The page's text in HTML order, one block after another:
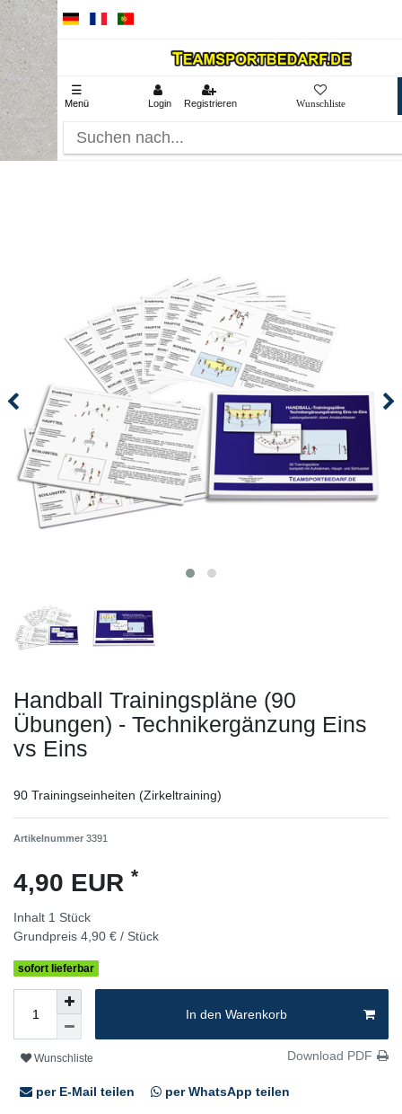
☰
Menü Login Registrieren
Handball Trainingspläne (90
Übungen) - Technikergänzung Eins
vs Eins
90 Trainingseinheiten (Zirkeltraining)
Artikelnummer 3391
4,90 EUR *
Inhalt 1 Stück
Grundpreis 4,90 € / Stück
sofort lieferbar
In den Warenkorb
Wunschliste Download PDF
per E-Mail teilen per WhatsApp teilen